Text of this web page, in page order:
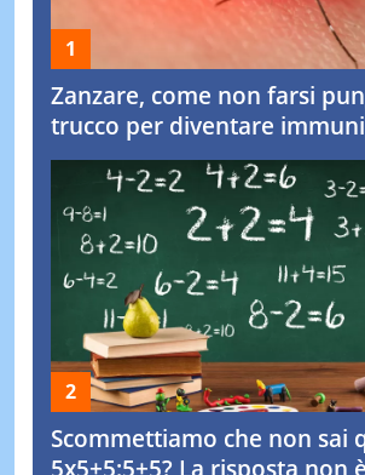
Zanzare, come non farsi
trucco per diventare immuni
Scommettiamo che non sai